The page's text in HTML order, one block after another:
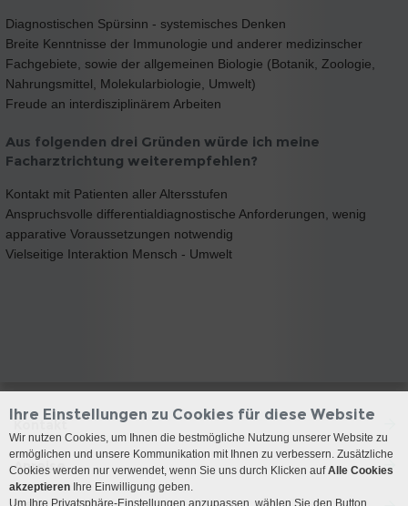
Diagnostischen Spürsinn - systemisches Denken
Breite Kenntnisse der Immunologie und anderer medizinscher
Fachgebiete, sowie der allgemeinen Biologie (Botanik, Zoologie,
Nahrungsmittel, Molekularbiologie, Umwelt)
Freude an interdisziplinärem Arbeiten
Aus folgenden drei Gründen würde ich meine
Facharztrichtung weiterempfehlen?
Kontakt mit Patienten aller Altersstufen
Anspruchsvolle differentialdiagnostische Anforderungen, wenig
apparative Voraussetzungen notwendig
Vielseitige Interaktion Mensch - Umwelt
Kontakt
Anreise
Ihre Einstellungen zu Cookies für diese Website
Wir nutzen Cookies, um Ihnen die bestmögliche Nutzung unserer Website zu
ermöglichen und unsere Kommunikation mit Ihnen zu verbessern. Zusätzliche
Cookies werden nur verwendet, wenn Sie uns durch Klicken aufAlle Cookies
akzeptieren Ihre Einwilligung geben.
Um Ihre Privatsphäre-Einstellungen anzupassen, wählen Sie den Button